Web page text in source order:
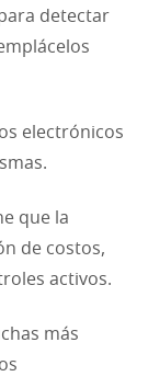
detectar
electrónicos
que la
de costos,
activos.
más